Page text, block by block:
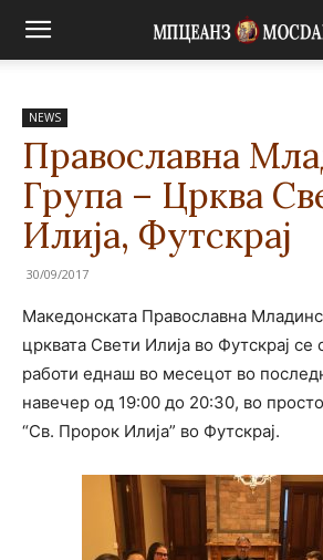
NEWS
Православна
Група – Црква
Илија, Футскрај
30/09/2017
Македонската Православна
црквата Свети Илија во Футскрај се
работи еднаш во месецот во
навечер од 19:00 до 20:30, во
“Св. Пророк Илија” во Футскрај.